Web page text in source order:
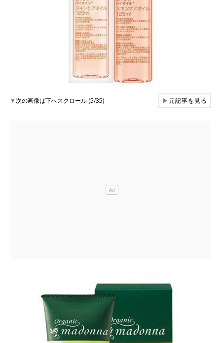
▼次の画像は下へスクロール (5/35) ▶元記事を見る